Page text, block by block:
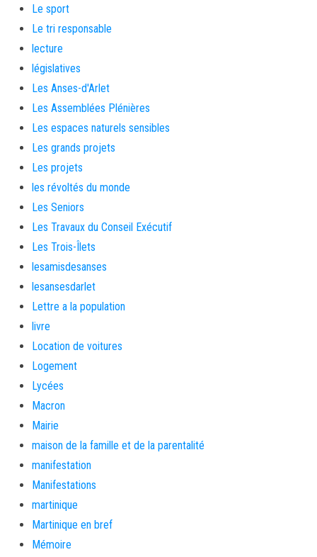
Le sport
Le tri responsable
lecture
législatives
Les Anses-d'Arlet
Les Assemblées Plénières
Les espaces naturels sensibles
Les grands projets
Les projets
les révoltés du monde
Les Seniors
Les Travaux du Conseil Exécutif
Les Trois-Îlets
lesamisdesanses
lesansesdarlet
Lettre a la population
livre
Location de voitures
Logement
Lycées
Macron
Mairie
maison de la famille et de la parentalité
manifestation
Manifestations
martinique
Martinique en bref
Mémoire